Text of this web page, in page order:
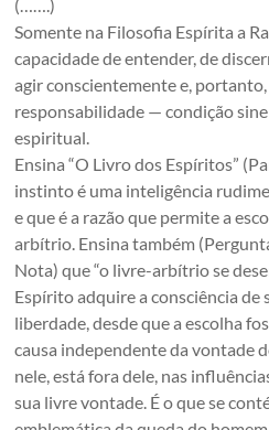
(…….)
Somente na Filosofia Espírita a
capacidade de entender, de
agir conscientemente e,
responsabilidade — condição
espiritual.
Ensina “O Livro dos Espíritos”
instinto é uma inteligência
e que é a razão que permite a
arbítrio. Ensina também
Nota) que “o livre-arbítrio se
Espírito adquire a consciência de
liberdade, desde que a escolha
causa independente da vontade
nele, está fora dele, nas
sua livre vontade. É o que se